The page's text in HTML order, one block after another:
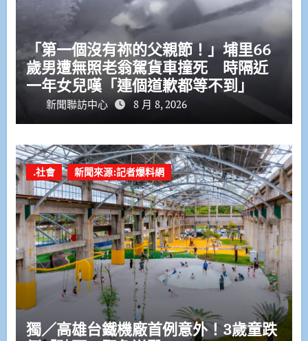
「第一個沒有祢的父親節！」埔里66
歲男遭無照老翁駕貨車撞死 時隔近
一年女兒嘆「連個道歉都等不到」
新聞聯訪中心 8 月 8, 2026
.社會 新聞來源:記者爆料網
獨／高雄台鐵機廠首例意外！3歲童跌